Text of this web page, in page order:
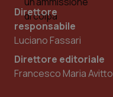
Direttore
responsabile
Luciano Fassari
Direttore editoriale
Francesco Maria Avitto
__cf_bm